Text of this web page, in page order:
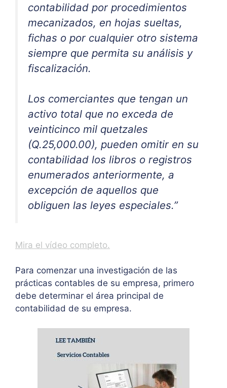
contabilidad por procedimientos
mecanizados, en hojas sueltas,
fichas o por cualquier otro sistema
siempre que permita su análisis y
fiscalización.
Los comerciantes que tengan un
activo total que no exceda de
veinticinco mil quetzales
(Q.25,000.00), pueden omitir en su
contabilidad los libros o registros
enumerados anteriormente, a
excepción de aquellos que
obliguen las leyes especiales.”
Mira el vídeo completo.
Para comenzar una investigación de las
prácticas contables de su empresa, primero
debe determinar el área principal de
contabilidad de su empresa.